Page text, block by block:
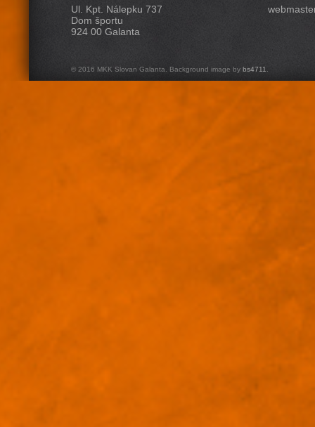
Ul. Kpt. Nálepku 737
Dom športu
924 00 Galanta
© 2016 MKK Slovan Galanta. Background image by bs4711